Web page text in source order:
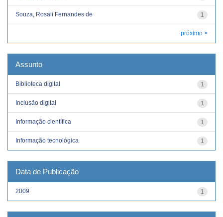
1
Souza, Rosali Fernandes de
próximo >
Assunto
1
Biblioteca digital
1
Inclusão digital
1
Informação científica
1
Informação tecnológica
Data de Publicação
1
2009